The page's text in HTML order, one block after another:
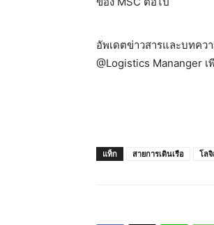
อัพเดตข่าวสารและบทคว
@Logistics Mananger เ
แท็ก สายการเดินเรือ โล